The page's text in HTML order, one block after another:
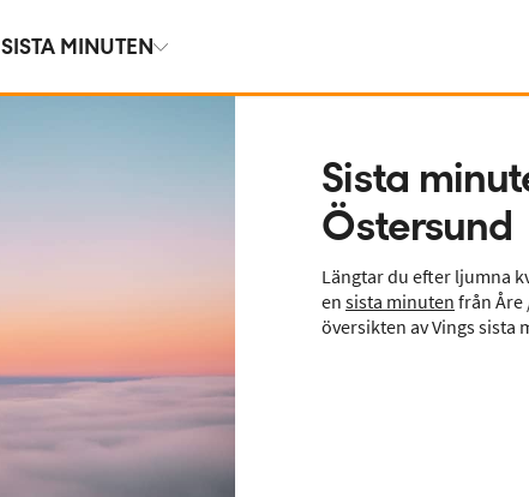
SISTA MINUTEN
Sista
Östersund
Längtar du efter ljumna
en sista minuten från Åre
översikten av Vings sista